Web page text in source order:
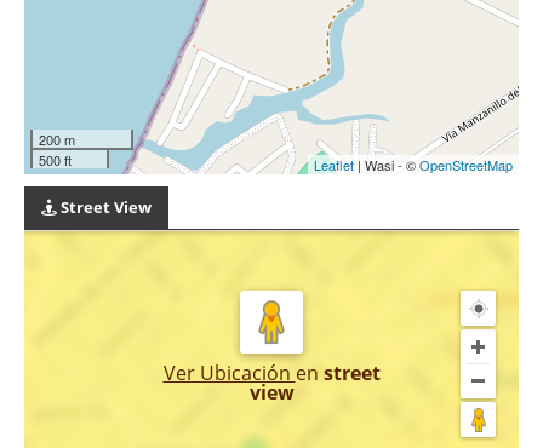
200 m
500 ft
Leaflet | Wasi - ©OpenStreetMap
Street View
Ver Ubicación en street
view